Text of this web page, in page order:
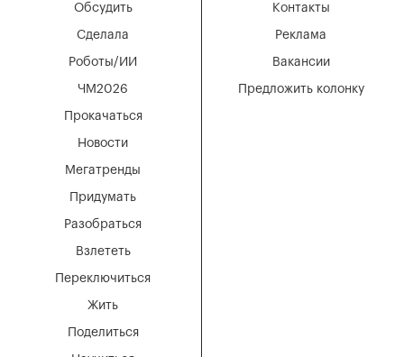
Мегатренды
Придумать
Разобраться
Взлететь
Новости
Переключиться
Жить
Поделиться
Обсудить
Сделала
Роботы/ИИ
ЧМ2026
Прокачаться
Вакансии
Реклама
Контакты
Предложить колонку